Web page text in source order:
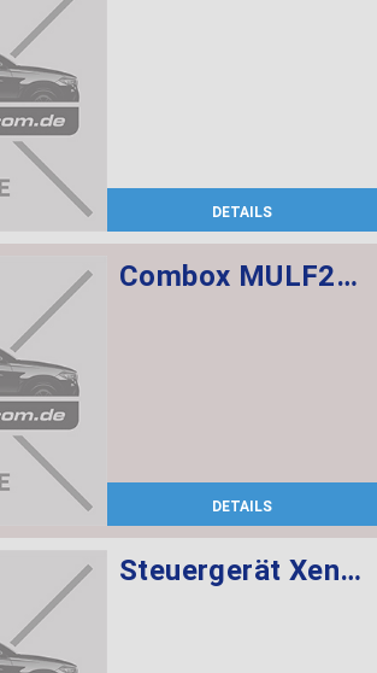
DETAILS
Combox MULF2 High Basis SVS
DETAILS
Steuergerät Xenon-Licht